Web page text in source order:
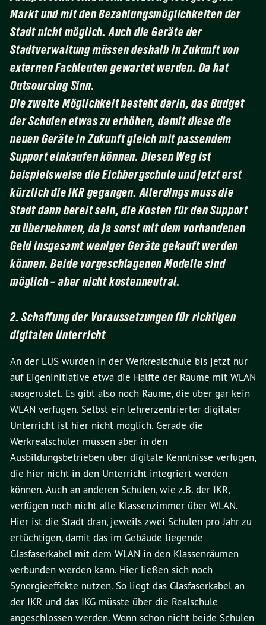
Markt und mit den Bezahlungsmöglichkeiten der
Stadt nicht möglich. Auch die Geräte der
Stadtverwaltung müssen deshalb in Zukunft von
externen Fachleuten gewartet werden. Da hat
Outsourcing Sinn.
Die zweite Möglichkeit besteht darin, das Budget
der Schulen etwas zu erhöhen, damit diese die
neuen Geräte in Zukunft gleich mit passendem
Support einkaufen können. Diesen Weg ist
beispielsweise die Eichbergschule und jetzt erst
kürzlich die IKR gegangen. Allerdings muss die
Stadt dann bereit sein, die Kosten für den Support
zu übernehmen, da ja sonst mit dem vorhandenen
Geld insgesamt weniger Geräte gekauft werden
können. Beide vorgeschlagenen Modelle sind
möglich – aber nicht kostenneutral.
2. Schaffung der Voraussetzungen für richtigen
digitalen Unterricht
An der LUS wurden in der Werkrealschule bis jetzt nur
auf Eigeninitiative etwa die Hälfte der Räume mit WLAN
ausgerüstet. Es gibt also noch Räume, die über gar kein
WLAN verfügen. Selbst ein lehrerzentrierter digitaler
Unterricht ist hier nicht möglich. Gerade die
Werkrealschüler müssen aber in den
Ausbildungsbetrieben über digitale Kenntnisse verfügen,
die hier nicht in den Unterricht integriert werden
können. Auch an anderen Schulen, wie z.B. der IKR,
verfügen noch nicht alle Klassenzimmer über WLAN.
Hier ist die Stadt dran, jeweils zwei Schulen pro Jahr zu
ertüchtigen, damit das im Gebäude liegende
Glasfaserkabel mit dem WLAN in den Klassenräumen
verbunden werden kann. Hier ließen sich noch
Synergieeffekte nutzen. So liegt das Glasfaserkabel an
der IKR und das IKG müsste über die Realschule
angeschlossen werden. Wenn schon nicht beide Schulen